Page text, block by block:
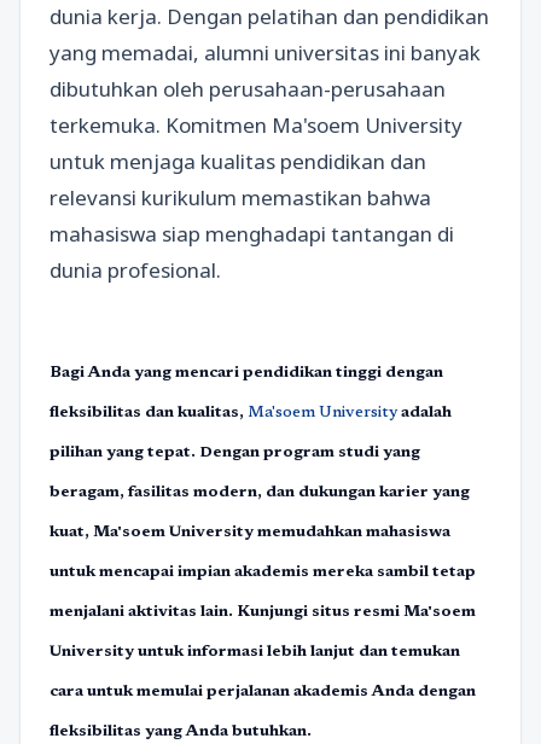
dunia kerja. Dengan pelatihan dan pendidikan
yang memadai, alumni universitas ini banyak
dibutuhkan oleh perusahaan-perusahaan
terkemuka. Komitmen Ma'soem University
untuk menjaga kualitas pendidikan dan
relevansi kurikulum memastikan bahwa
mahasiswa siap menghadapi tantangan di
dunia profesional.
Bagi Anda yang mencari pendidikan tinggi dengan
fleksibilitas dan kualitas, Ma'soem Universityadalah
pilihan yang tepat. Dengan program studi yang
beragam, fasilitas modern, dan dukungan karier yang
kuat, Ma'soem University memudahkan mahasiswa
untuk mencapai impian akademis mereka sambil tetap
menjalani aktivitas lain. Kunjungi situs resmi Ma'soem
University untuk informasi lebih lanjut dan temukan
cara untuk memulai perjalanan akademis Anda dengan
fleksibilitas yang Anda butuhkan.